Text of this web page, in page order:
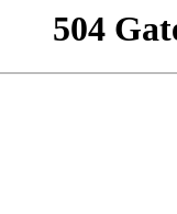
504